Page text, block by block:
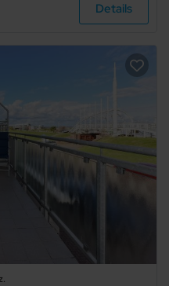
Details